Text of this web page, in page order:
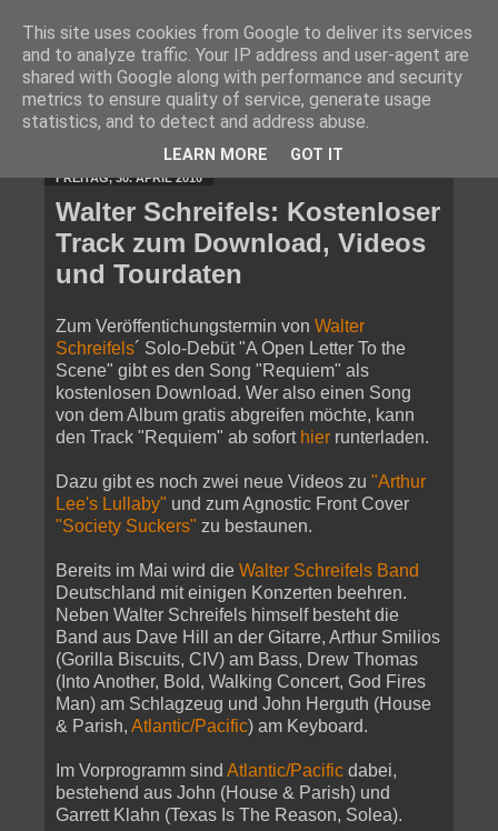
FREITAG, 30. APRIL 2010
Walter Schreifels: Kostenloser
Track zum Download, Videos
und Tourdaten
Zum Veröffentichungstermin von Walter
Schreifels´ Solo-Debüt "A Open Letter To the
Scene" gibt es den Song "Requiem" als
kostenlosen Download. Wer also einen Song
von dem Album gratis abgreifen möchte, kann
den Track "Requiem" ab sofort hier runterladen.
Dazu gibt es noch zwei neue Videos zu "Arthur
Lee's Lullaby" und zum Agnostic Front Cover
"Society Suckers" zu bestaunen.
Bereits im Mai wird die Walter Schreifels Band
Deutschland mit einigen Konzerten beehren.
Neben Walter Schreifels himself besteht die
Band aus Dave Hill an der Gitarre, Arthur Smilios
(Gorilla Biscuits, CIV) am Bass, Drew Thomas
(Into Another, Bold, Walking Concert, God Fires
Man) am Schlagzeug und John Herguth (House
& Parish, Atlantic/Pacific) am Keyboard.
Im Vorprogramm sind Atlantic/Pacific dabei,
bestehend aus John (House & Parish) und
Garrett Klahn (Texas Is The Reason, Solea).
This site uses cookies from Google to deliver its services
and to analyze traffic. Your IP address and user-agent are
shared with Google along with performance and security
metrics to ensure quality of service, generate usage
statistics, and to detect and address abuse.
LEARN MORE GOT IT